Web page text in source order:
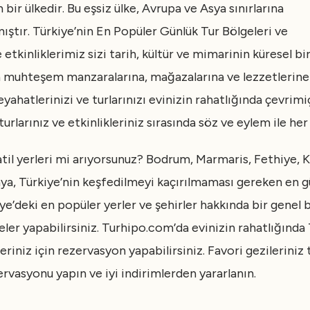
ülkedir. Bu eşsiz ülke, Avrupa ve Asya sınırlarına
Türkiye’nin En Popüler Günlük Tur Bölgeleri ve
sizi tarih, kültür ve mimarinin küresel
manzaralarına, mağazalarına ve
ve turlarınızı evinizin rahatlığında
ve etkinlikleriniz sırasında söz ve eylem ile her
yerleri mi arıyorsunuz? Bodrum, Marmaris, Fethiye,
Türkiye’nin keşfedilmeyi kaçırılmaması gereken en
en popüler yerler ve şehirler hakkında bir genel
yapabilirsiniz. Turhipo.com’da evinizin rahatlığında
için rezervasyon yapabilirsiniz. Favori gezileriniz
yapın ve iyi indirimlerden yararlanın.